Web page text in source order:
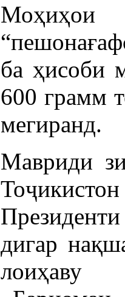
ба ҳисоби
600 грамм
мегиранд.
Мавриди
дигар
лоиҳаву